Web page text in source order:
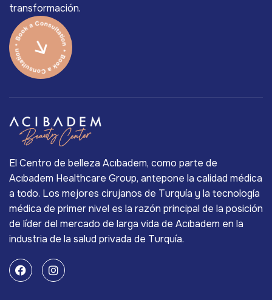
transformación.
El Centro de belleza Acıbadem, como parte de
Acıbadem Healthcare Group, antepone la calidad médica
a todo. Los mejores cirujanos de Turquía y la tecnología
médica de primer nivel es la razón principal de la posición
de líder del mercado de larga vida de Acıbadem en la
industria de la salud privada de Turquía.